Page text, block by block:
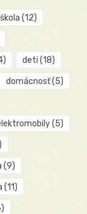
(12)
deti (18)
domácnosť(5)
(5)
(9)
(11)